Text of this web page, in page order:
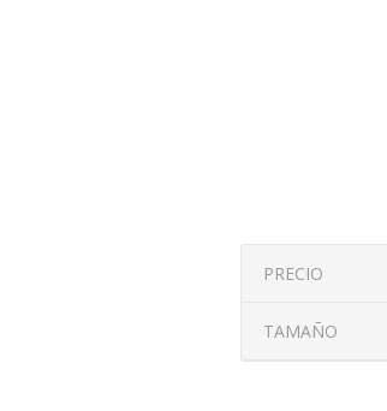
PRECIO
TAMAÑO